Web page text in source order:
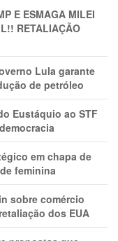
E ESMAGA MILEI
RETALIAÇÃO
Lula garante
de petróleo
Eustáquio ao STF
em chapa de
feminina
sobre comércio
dos EUA